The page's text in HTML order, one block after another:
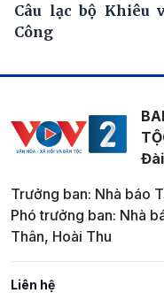
Câu lạc bộ Khiêu
Công
Trưởng ban: Nhà báo
Phó trưởng ban: Nhà
Thân, Hoài Thu
Liên hệ